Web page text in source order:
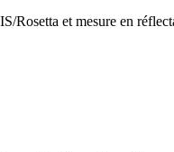
et mesure en